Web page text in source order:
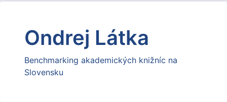
Ondrej Látka
Benchmarking akademických knižníc na
Slovensku